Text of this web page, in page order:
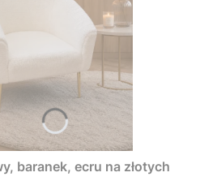
baranek, ecru na złotych